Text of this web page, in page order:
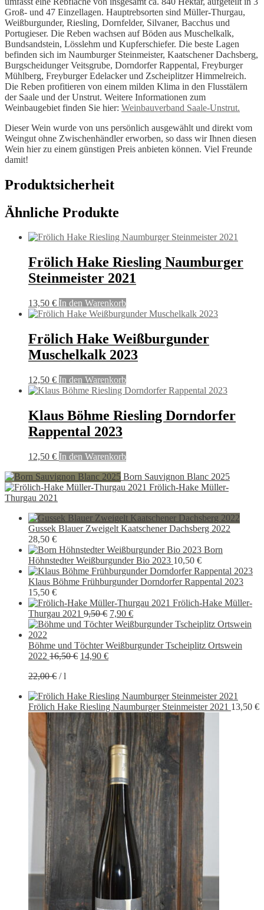
Groß- und 47 Einzellagen. Hauptrebsorten sind Müller-Thurgau,
Weißburgunder, Riesling, Dornfelder, Silvaner, Bacchus und
Portugieser. Die Reben wachsen auf Böden aus Muschelkalk,
Bundsandstein, Lösslehm und Kupferschiefer. Die beste Lagen
befinden sich im Naumburger Steinmeister, Kaatschener Dachsberg,
Burgscheidunger Veitsgrube, Dorndorfer Rappental, Freyburger
Mühlberg, Freyburger Edelacker und Zscheiplitzer Himmelreich.
Die Reben profitieren von einem milden Klima in den Flusstälern
der Saale und der Unstrut. Weitere Informationen zum
Weinbaugebiet finden Sie hier: Weinbauverband Saale-Unstrut.
Dieser Wein wurde von uns persönlich ausgewählt und direkt vom
Weingut ohne Zwischenhändler erworben, so dass wir Ihnen diesen
Wein hier zu einem günstigen Preis anbieten können. Viel Freunde
damit!
Produktsicherheit
Ähnliche Produkte
Frölich Hake Riesling Naumburger
Steinmeister 2021
13,50 € In den Warenkorb
Frölich Hake Weißburgunder
Muschelkalk 2023
12,50 € In den Warenkorb
Klaus Böhme Riesling Dorndorfer
Rappental 2023
12,50 € In den Warenkorb
Born Sauvignon Blanc 2025
Frölich-Hake Müller-
Thurgau 2021
Gussek Blauer Zweigelt Kaatschener Dachsberg 2022
28,50 €
Born
Höhnstedter Weißburgunder Bio 2023 10,50 €
Klaus Böhme Frühburgunder Dorndorfer Rappental 2023
15,50 €
Frölich-Hake Müller-
Thurgau 2021 9,50€ Ursprünglicher
Preis
9,50 €
7,90 €Aktueller
Preis
7,90 €.
Böhme und Töchter Weißburgunder Tscheiplitz Ortswein
2022 16,50€ Ursprünglicher
14,90 €Aktueller
22,00€ /l
Frölich Hake Riesling Naumburger Steinmeister 2021 13,50 €